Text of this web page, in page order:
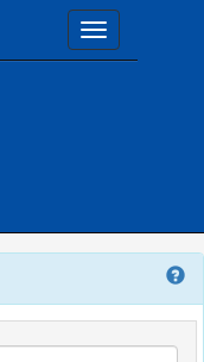
Toggle